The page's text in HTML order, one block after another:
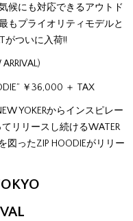
候にも対応できるアウトド
もプライオリティモデルと
がついに入荷!!
￥36,000 ＋ TAX
YOKERからインスピレー
リリースし続けるWATER
図ったZIP HOODIEがリリー